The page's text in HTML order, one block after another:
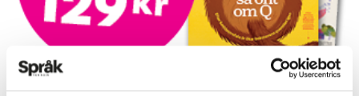
Prova på!